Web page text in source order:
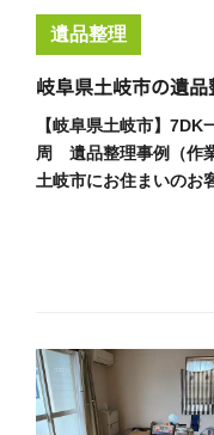
遺品整理
岐阜県土岐市の遺品
【岐阜県土岐市】
周 遺品整理事例（作
土岐市にお住まいのお